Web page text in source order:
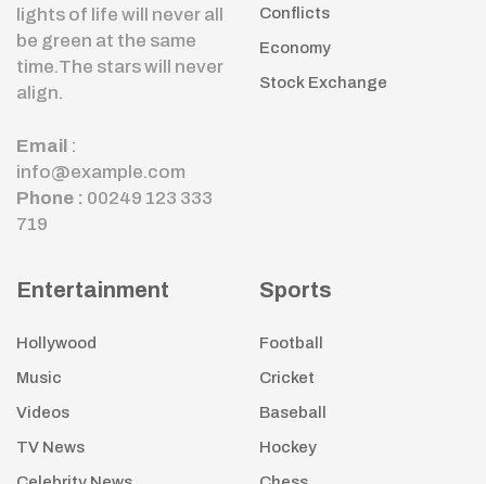
lights of life will never all
be green at the same
time.The stars will never
align.
Email :
info@example.com
Phone : 00249 123 333
719
Conflicts
Economy
Stock Exchange
Entertainment
Hollywood
Music
Videos
TV News
Sports
Football
Cricket
Baseball
Hockey